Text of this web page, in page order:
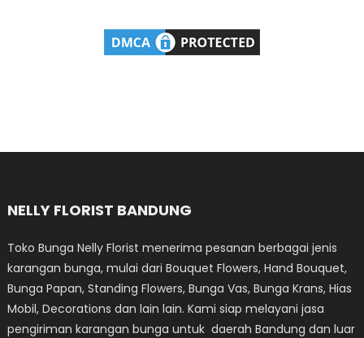
NELLY FLORIST BANDUNG
Toko Bunga Nelly Florist menerima pesanan berbagai jenis
karangan bunga, mulai dari Bouquet Flowers, Hand Bouquet,
Bunga Papan, Standing Flowers, Bunga Vas, Bunga Krans, Hias
Mobil, Decorations dan lain lain. Kami siap melayani jasa
pengiriman karangan bunga untuk daerah Bandung dan luar